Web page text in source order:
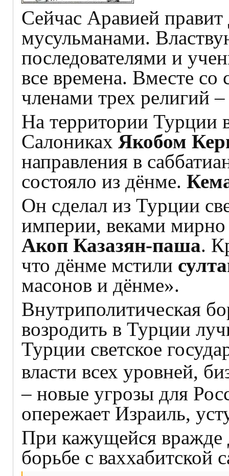
Сейчас Аравией
мусульманами.
последователями и
все времена. Вместе
членами трех религий
На территории Турции
Салониках Якобом
направления в
состояло из дёнме.
Он сделал из Турции
империи, веками
Акоп Казазян-паша.
что дёнме мстили
масонов и дёнме».
Внутриполитическая
возродить в Турции
Турции светское
власти всех уровней,
– новые угрозы для
опережает Израиль,
При кажущейся вражде
борьбе с ваххабитской